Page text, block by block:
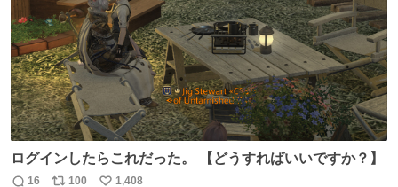
ログインしたらこれだった。 【どうすればいいですか？】
16 100 1,408